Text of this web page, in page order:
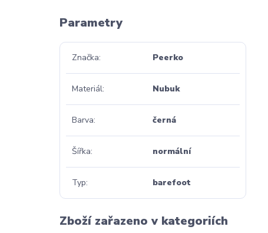
Parametry
Značka Peerko
Materiál Nubuk
Barva černá
Šířka normální
Typ barefoot
Zboží zařazeno v kategoriích